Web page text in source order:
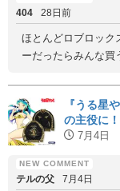
404 28日前
ほとんどロブロック
ーだったらみんな買
『うる星
の主役に
7月4日
テルの父 7月4日